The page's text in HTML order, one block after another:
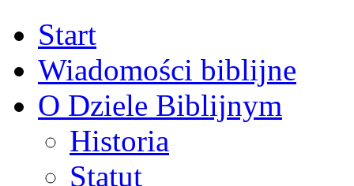
Start
Wiadomości biblijne
O Dziele Biblijnym
Historia
Statut